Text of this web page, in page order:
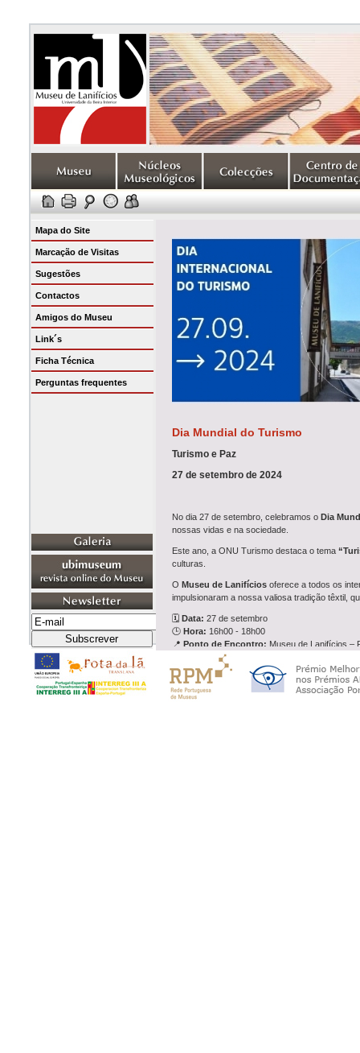
Mapa do Site
Marcação de Visitas
Sugestões
Contactos
Amigos do Museu
Link´s
Ficha Técnica
Perguntas frequentes
Dia Mundial do Turismo
Turismo e Paz
27 de setembro de 2024
No dia 27 de setembro, celebramos o Dia
nossas vidas e na sociedade.
Este ano, a ONU Turismo destaca o tema
culturas.
O Museu de Lanifíciosoferece a todos os
impulsionaram a nossa valiosa tradição têxtil,
🗓 Data: 27 de setembro
🕒 Hora: 16h00 - 18h00
📍 Ponto de Encontro: Museu de Lanifícios –
ROTA DA LÃ TRANSLANA >
👥 Guias:Luísa Guerra e Rogério Cunha
✉️INSCRIÇÕES GRATUITAS: muslan@ubi.pt